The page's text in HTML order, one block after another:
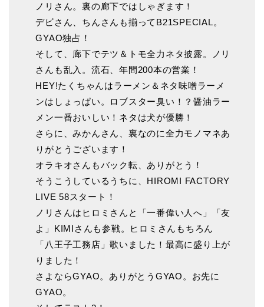
ノリさん。裏の廊下ではしゃぎます！
デビさん、ちんさんも揃ってB21SPECIAL。
GYAO独占！
そして、廊下でテツ＆トモ全力ネタ披露。ノリ
さんも乱入。流石、年間200本の営業！
HEY!たくちゃんはラーメン＆ネタ味噌ラーメ
ンはしょっぱい。ロブスター臭い！？醤油ラー
メン一番おいしい！ネタは犬が優勝！
さらに、みかんさん、裏なのに全力モノマネあ
りがとうございます！
オラキオさんもバック転、ありがとう！
そうこうしているうちに、HIROMI FACTORY
LIVE 58スタート！
ノリさんはヒロミさんと「一番偉い人へ」「友
よ」KIMIさんも参戦。ヒロミさんもちろん
「八王子工務店」歌いました！最高に盛り上が
りました！
さよならGYAO。ありがとうGYAO。お先に
GYAO。